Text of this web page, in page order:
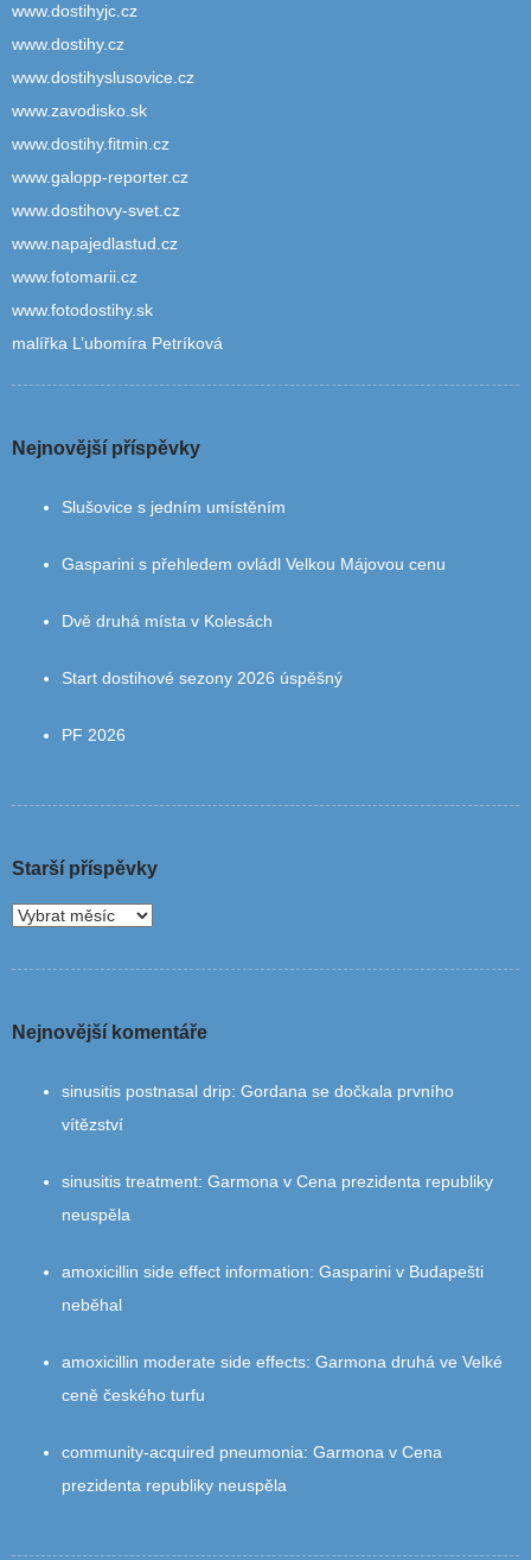
www.dostihyjc.cz
www.dostihy.cz
www.dostihyslusovice.cz
www.zavodisko.sk
www.dostihy.fitmin.cz
www.galopp-reporter.cz
www.dostihovy-svet.cz
www.napajedlastud.cz
www.fotomarii.cz
www.fotodostihy.sk
malířka L’ubomíra Petríková
Nejnovější příspěvky
Slušovice s jedním umístěním
Gasparini s přehledem ovládl Velkou Májovou cenu
Dvě druhá místa v Kolesách
Start dostihové sezony 2026 úspěšný
PF 2026
Starší příspěvky
Nejnovější komentáře
sinusitis postnasal drip: Gordana se dočkala prvního
vítězství
sinusitis treatment: Garmona v Cena prezidenta republiky
neuspěla
amoxicillin side effect information: Gasparini v Budapešti
neběhal
amoxicillin moderate side effects: Garmona druhá ve Velké
ceně českého turfu
community‑acquired pneumonia: Garmona v Cena
prezidenta republiky neuspěla